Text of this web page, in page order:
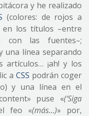
y he realizado
(colores: de rojos a
los títulos –entre
con las fuentes–;
una línea separando
artículos… ¡ah! y los
aCSS podrán coger
y una línea en el
puse «(‘Siga
feo «(más…)» por,